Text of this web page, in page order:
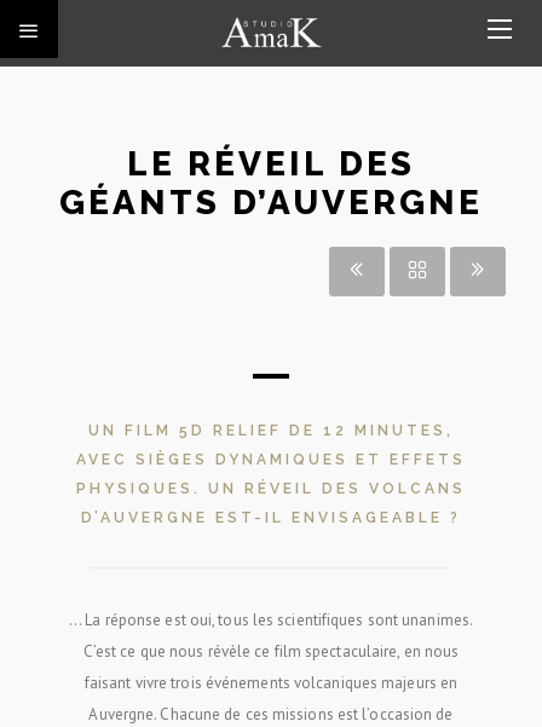
LE RÉVEIL DES
GÉANTS D’AUVERGNE
UN FILM 5D RELIEF DE 12 MINUTES,
AVEC SIÈGES DYNAMIQUES ET EFFETS
PHYSIQUES. UN RÉVEIL DES VOLCANS
D’AUVERGNE EST-IL ENVISAGEABLE ?
... La réponse est oui, tous les scientifiques sont unanimes.
C’est ce que nous révèle ce film spectaculaire, en nous
faisant vivre trois événements volcaniques majeurs en
Auvergne. Chacune de ces missions est l’occasion de